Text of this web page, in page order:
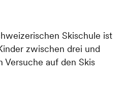
Skischule ist
zwischen drei und
auf den Skis